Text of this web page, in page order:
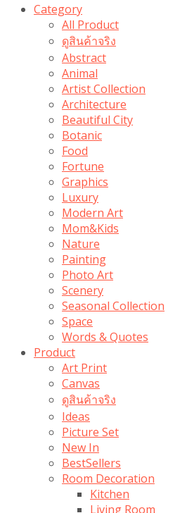
Category
All Product
ดูสินค้าจริง
Abstract
Animal
Artist Collection
Architecture
Beautiful City
Botanic
Food
Fortune
Graphics
Luxury
Modern Art
Mom&Kids
Nature
Painting
Photo Art
Scenery
Seasonal Collection
Space
Words & Quotes
Product
Art Print
Canvas
ดูสินค้าจริง
Ideas
Picture Set
New In
BestSellers
Room Decoration
Kitchen
Living Room